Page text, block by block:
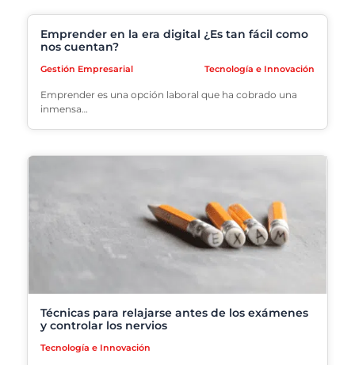
Emprender en la era digital ¿Es tan fácil como
nos cuentan?
Gestión Empresarial Tecnología e Innovación
Emprender es una opción laboral que ha cobrado una
inmensa…
Técnicas para relajarse antes de los exámenes
y controlar los nervios
Tecnología e Innovación